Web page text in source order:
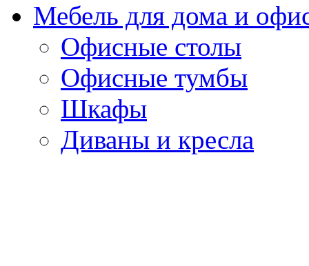
Мебель для дома и
Офисные столы
Офисные тумбы
Шкафы
Диваны и кресла